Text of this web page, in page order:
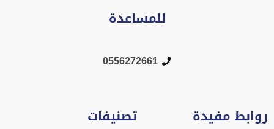
للمساعدة
0556272661
روابط مفيدة تصنيفات